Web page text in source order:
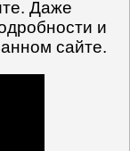
Даже
и
сайте.